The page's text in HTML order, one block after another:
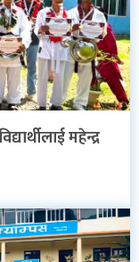
महेन्द्र